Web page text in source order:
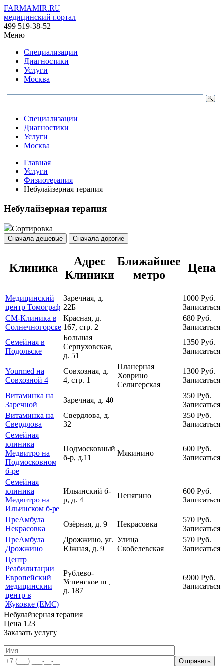
FARMAMIR.RU
медицинский портал
499 519-38-52
Меню
Специализации
Диагностики
Услуги
Москва
Специализации
Диагностики
Услуги
Москва
Главная
Услуги
Физиотерапия
Небулайзерная терапия
Небулайзерная терапия
Сортировка
Сначала дешевые Сначала дорогие
Клиника
Адрес
Клиники
Ближайшее
метро
Цена
Медицинский
центр Томограф
Заречная, д.
22Б
1000 Руб.
Записаться
СМ-Клиника в
Солнечногорске
Красная, д.
167, стр. 2
680 Руб.
Записаться
Семейная в
Подольске
Большая
Серпуховская,
д. 51
1350 Руб.
Записаться
Yourmed на
Совхозной 4
Совхозная, д.
4, стр. 1
Планерная
Ховрино
Селигерская
1300 Руб.
Записаться
Витаминка на
Заречной
Заречная, д. 40
350 Руб.
Записаться
Витаминка на
Свердлова
Свердлова, д.
32
350 Руб.
Записаться
Семейная
клиника
Медвитро на
Подмосковном
б-ре
Подмосковный
б-р, д.11
Мякинино
600 Руб.
Записаться
Семейная
клиника
Медвитро на
Ильинском б-ре
Ильинский б-
р, д. 4
Пенягино
600 Руб.
Записаться
ПреАмбула
Некрасовка
Озёрная, д. 9 Некрасовка
570 Руб.
Записаться
ПреАмбула
Дрожжино
Дрожжино, ул.
Южная, д. 9
Улица
Скобелевская
570 Руб.
Записаться
Центр
Реабилитации
Европейский
медицинский
центр в
Жуковке (ЕМС)
Рублево-
Успенское ш.,
д. 187
6900 Руб.
Записаться
Небулайзерная терапия
Цена 123
Заказать услугу